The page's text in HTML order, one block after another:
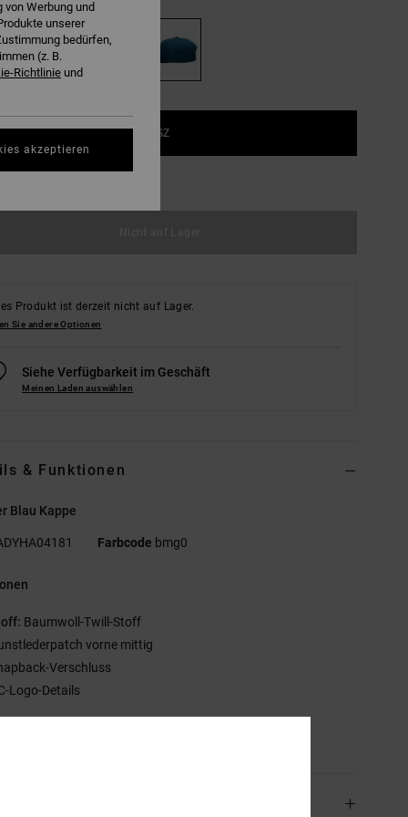
1SZ
Produkt ist derzeit nicht auf Lager.
Sie andere Optionen
Siehe Verfügbarkeit im Geschäft
Meinen Laden auswählen
& Funktionen
Blau Kappe
Farbcode bmg0
Baumwoll-Twill-Stoff
vorne mittig
Verschluss
Logo-Details
Werbung und
unserer
bedürfen,
(z. B.
Richtlinie und
akzeptieren